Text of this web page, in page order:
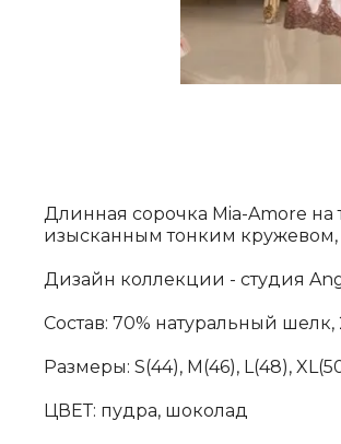
Длинная сорочка Mia-Amore
изысканным тонким
Дизайн коллекции - студия
Состав: 70% натуральный шелк,
Размеры: S(44), М(46), L(48),
ЦВЕТ: пудра, шоколад